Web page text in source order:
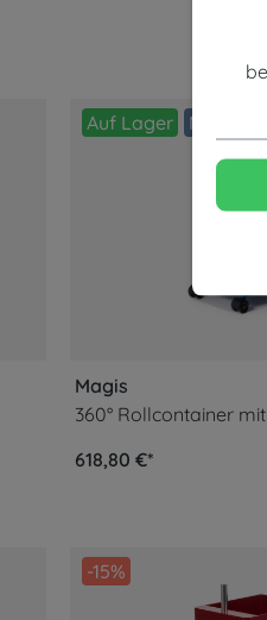
Auf Lager Neu
Magis
618,80 €*
-15%